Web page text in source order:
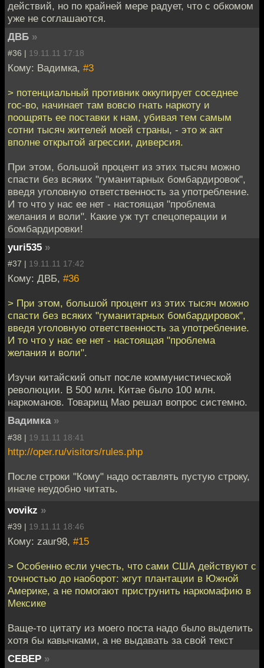
действий, но по крайней мере радует, что с обкомом
уже не соглашаются.
ДВБ »
#36 | 19.11.11 17:18
Кому: Вадимка, #3
> потенциальный противник оккупирует соседнее
гос-во, начинает там вовсю гнать наркоту и
поощрять ее поставки к нам, убивая тем самым
сотни тысяч жителей моей страны, - это ж акт
вполне открытой агрессии, диверсия.
При этом, большой процент из этих тысяч можно
спасти без всяких "гуманитарных бомбардировок",
введя уголовную ответственность за употребление.
И то что у нас ее нет - настоящая "проблема
желания и воли". Какие уж тут спецоперации и
бомбардировки!
yuri535 »
#37 | 19.11.11 17:42
Кому: ДВБ, #36
> При этом, большой процент из этих тысяч можно
спасти без всяких "гуманитарных бомбардировок",
введя уголовную ответственность за употребление.
И то что у нас ее нет - настоящая "проблема
желания и воли".
Изучи китайский опыт после коммунистической
революции. В 500 млн. Китае было 100 млн.
наркоманов. Товарищ Мао решал вопрос системно.
Вадимка »
#38 | 19.11.11 18:41
http://oper.ru/visitors/rules.php
После строки "Кому" надо оставлять пустую строку,
иначе неудобно читать.
vovikz »
#39 | 19.11.11 18:46
Кому: zaur98, #15
> Особенно если учесть, что сами США действуют с
точностью до наоборот: жгут плантации в Южной
Америке, а не помогают приструнить наркомафию в
Мексике
Ваще-то цитату из моего поста надо было выделить
хотя бы кавычками, а не выдавать за свой текст
CEBEP »